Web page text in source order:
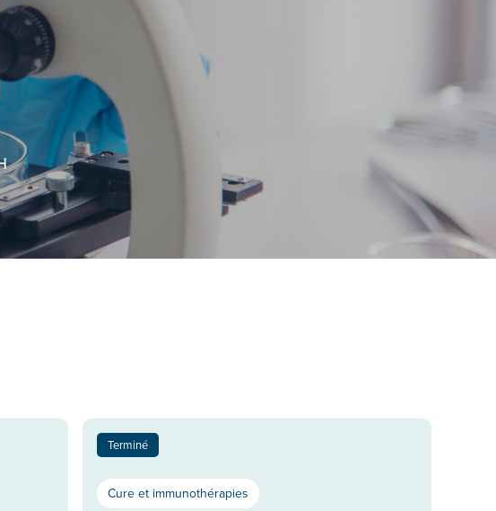
Terminé
Cure et immunothérapies